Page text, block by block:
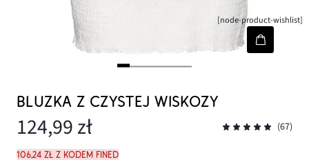
[node-product-wishlist]
BLUZKA Z CZYSTEJ WISKOZY
124,99 zł (67)
106,24 zł z kodem FINED